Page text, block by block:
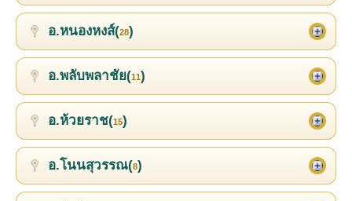
อ.หนองหงส์(28)
อ.พลับพลาชัย(11)
อ.ห้วยราช(15)
อ.โนนสุวรรณ(8)